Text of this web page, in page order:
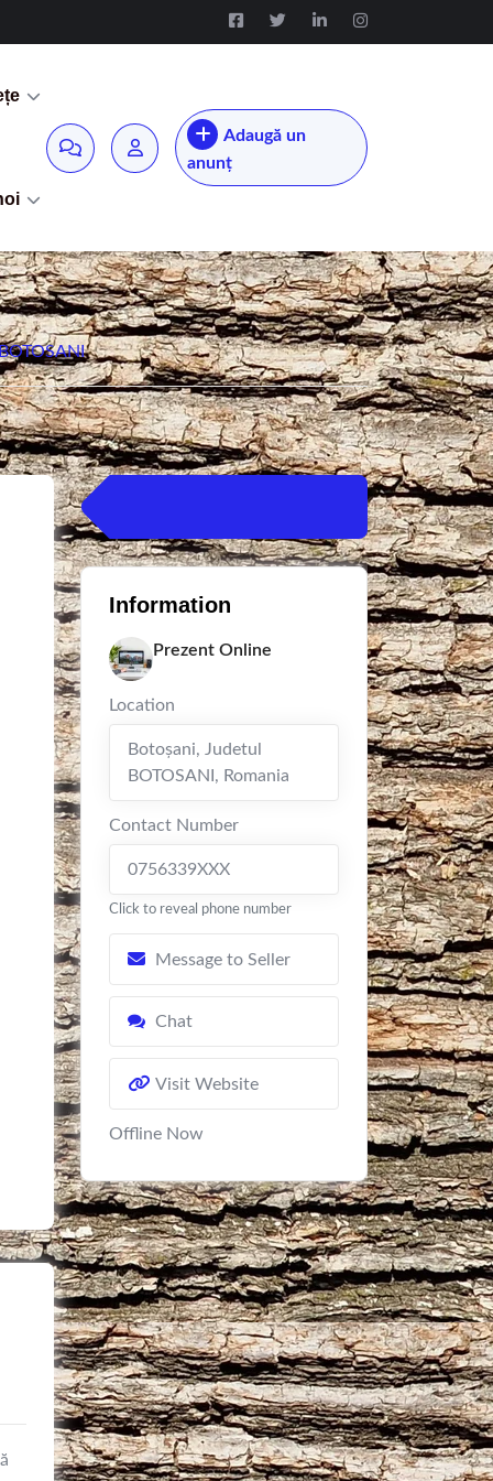
Adaugă un
anunț
Information
Prezent Online
Location
Botoşani, Judetul
BOTOSANI , Romania
Contact Number
0756339XXX
Click to reveal phone number
Message to Seller
Chat
Visit Website
Offline Now